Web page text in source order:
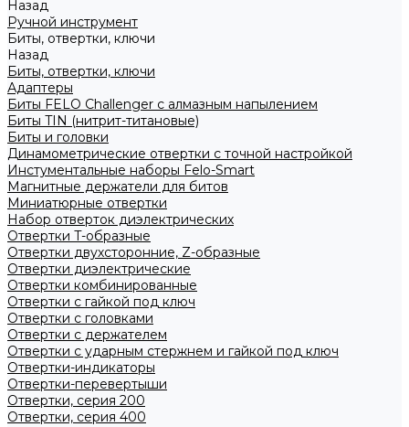
Назад
Ручной инструмент
Биты, отвертки, ключи
Назад
Биты, отвертки, ключи
Адаптеры
Биты FELO Challenger с алмазным напылением
Биты TIN (нитрит-титановые)
Биты и головки
Динамометрические отвертки с точной настройкой
Инстументальные наборы Felo-Smart
Магнитные держатели для битов
Миниатюрные отвертки
Набор отверток диэлектрических
Отвертки T-образные
Отвертки двухсторонние, Z-образные
Отвертки диэлектрические
Отвертки комбинированные
Отвертки с гайкой под ключ
Отвертки с головками
Отвертки с держателем
Отвертки с ударным стержнем и гайкой под ключ
Отвертки-индикаторы
Отвертки-перевертыши
Отвертки, серия 200
Отвертки, серия 400